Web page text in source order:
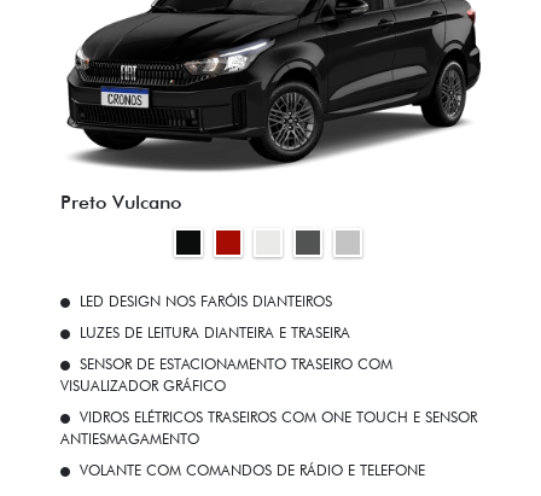
Preto Vulcano
LED DESIGN NOS FARÓIS DIANTEIROS
LUZES DE LEITURA DIANTEIRA E TRASEIRA
SENSOR DE ESTACIONAMENTO TRASEIRO COM
VISUALIZADOR GRÁFICO
VIDROS ELÉTRICOS TRASEIROS COM ONE TOUCH E SENSOR
ANTIESMAGAMENTO
VOLANTE COM COMANDOS DE RÁDIO E TELEFONE